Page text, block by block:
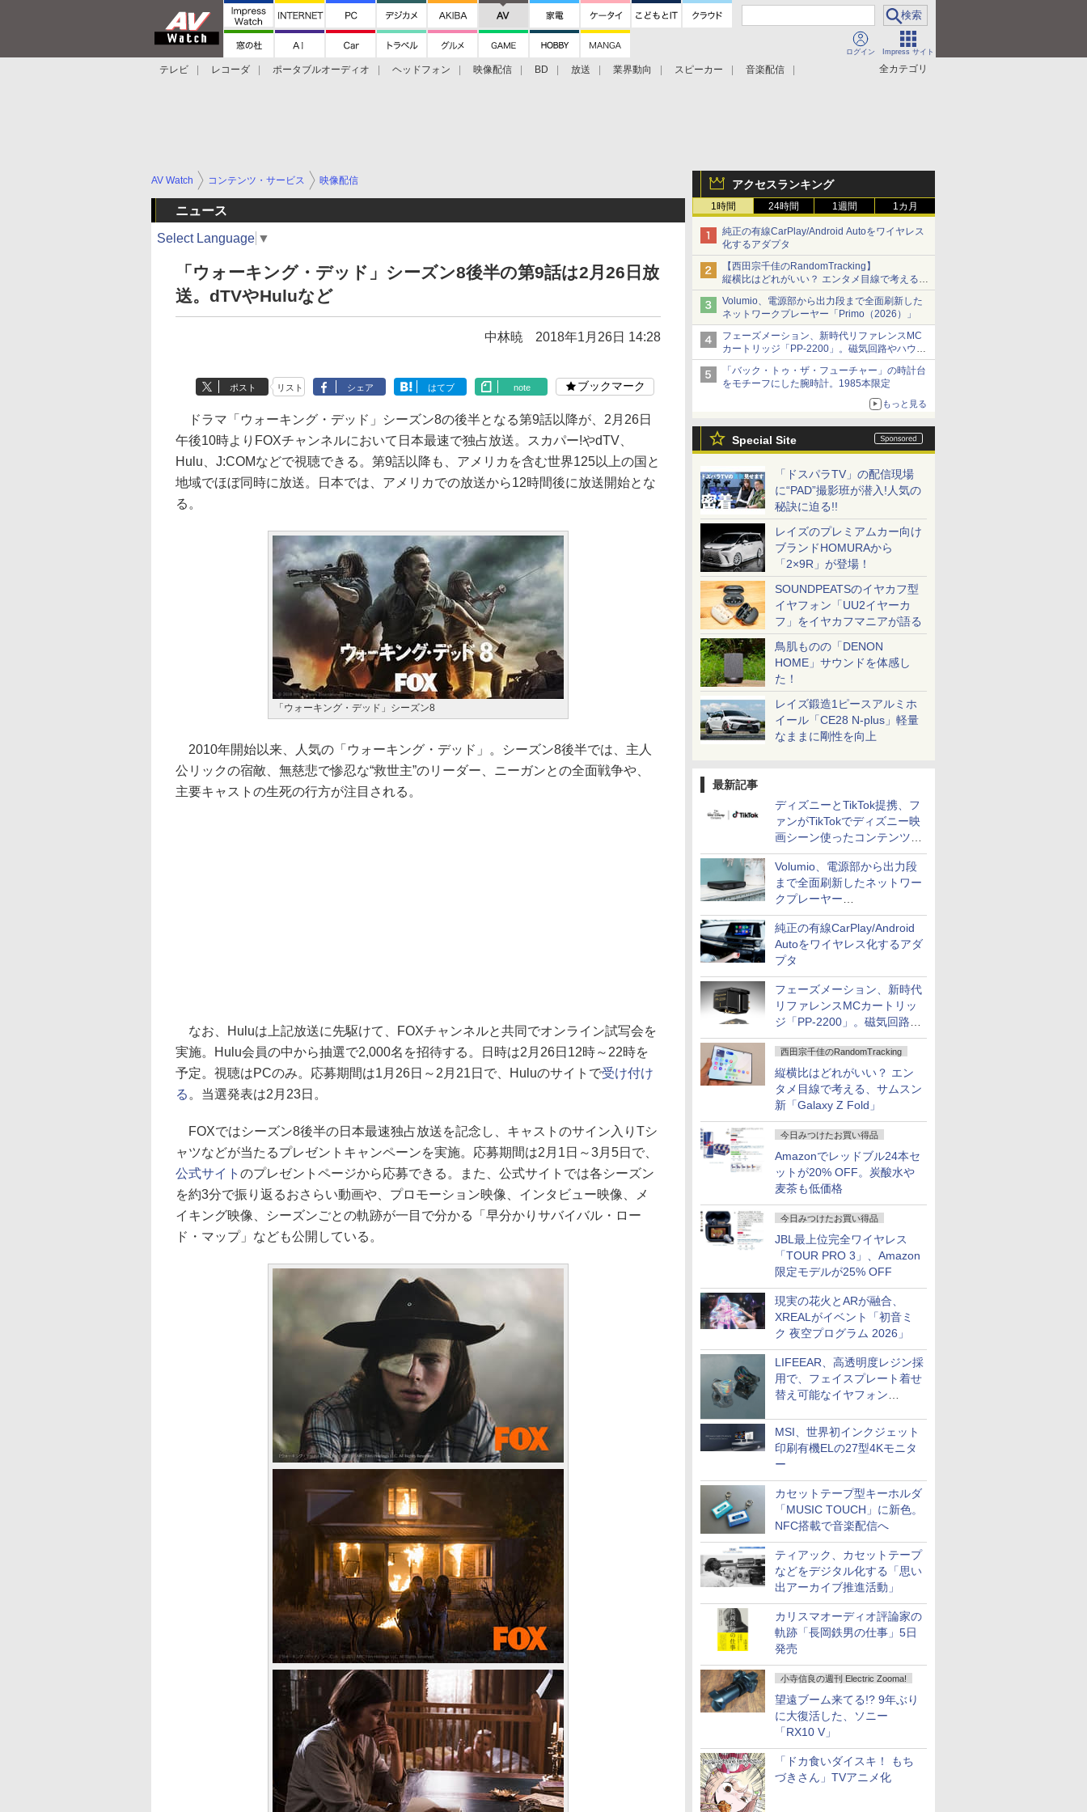
ログイン Impress サイト
全カテゴリ
テレビ レコーダ ポータブルオーディオ ヘッドフォン 映像配信 BD 放送 業界動向 スピーカー
音楽配信
アクセスランキング
1時間 24時間 1週間 1カ月
純正の有線CarPlay/Android Autoをワイヤレス
化するアダプタ
【西田宗千佳のRandomTracking】
縦横比はどれがいい？ エンタメ目線で考える、
サムスン新「Galaxy Z Fold」
Volumio、電源部から出力段まで全面刷新した
ネットワークプレーヤー「Primo（2026）」
フェーズメーション、新時代リファレンスMC
カートリッジ「PP-2200」。磁気回路やハウジ
ングを根本から見直し
「バック・トゥ・ザ・フューチャー」の時計台
をモチーフにした腕時計。1985本限定
もっと見る
Special Site
「ドスパラTV」の配信現場
に“PAD”撮影班が潜入!人気の
秘訣に迫る!!
レイズのプレミアムカー向け
ブランドHOMURAから
「2×9R」が登場！
SOUNDPEATSのイヤカフ型
イヤフォン「UU2イヤーカ
フ」をイヤカフマニアが語る
鳥肌ものの「DENON
HOME」サウンドを体感し
た！
レイズ鍛造1ピースアルミホ
イール「CE28 N-plus」軽量
なままに剛性を向上
最新記事
ディズニーとTikTok提携、フ
ァンがTikTokでディズニー映
画シーン使ったコンテンツ制
作、Disney+にも配信
Volumio、電源部から出力段
まで全面刷新したネットワー
クプレーヤー
「Primo（2026）」
純正の有線CarPlay/Android
Autoをワイヤレス化するアダ
プタ
フェーズメーション、新時代
リファレンスMCカートリッ
ジ「PP-2200」。磁気回路や
ハウジングを根本から見直し
西田宗千佳のRandomTracking
縦横比はどれがいい？ エン
タメ目線で考える、サムスン
新「Galaxy Z Fold」
今日みつけたお買い得品
Amazonでレッドブル24本セ
ットが20% OFF。炭酸水や
麦茶も低価格
今日みつけたお買い得品
JBL最上位完全ワイヤレス
「TOUR PRO 3」、Amazon
限定モデルが25% OFF
現実の花火とARが融合、
XREALがイベント「初音ミ
ク 夜空プログラム 2026」
LIFEEAR、高透明度レジン採
用で、フェイスプレート着せ
替え可能なイヤフォン
MSI、世界初インクジェット
印刷有機ELの27型4Kモニタ
ー
カセットテープ型キーホルダ
「MUSIC TOUCH」に新色。
NFC搭載で音楽配信へ
ティアック、カセットテープ
などをデジタル化する「思い
出アーカイブ推進活動」
カリスマオーディオ評論家の
軌跡「長岡鉄男の仕事」5日
発売
小寺信良の週刊 Electric Zooma!
望遠ブーム来てる!? 9年ぶり
に大復活した、ソニー
「RX10 V」
「ドカ食いダイスキ！ もち
づきさん」TVアニメ化
AV Watch コンテンツ・サービス 映像配信
ニュース
Select Language ▼
「ウォーキング・デッド」シーズン8後半の第9話は2月26日放
送。dTVやHuluなど
中林暁 2018年1月26日 14:28
ポスト リスト シェア はてブ note ブックマーク
ドラマ「ウォーキング・デッド」シーズン8の後半となる第9話以降が、2月26日
午後10時よりFOXチャンネルにおいて日本最速で独占放送。スカパー!やdTV、
Hulu、J:COMなどで視聴できる。第9話以降も、アメリカを含む世界125以上の国と
地域でほぼ同時に放送。日本では、アメリカでの放送から12時間後に放送開始とな
る。
「ウォーキング・デッド」シーズン8
2010年開始以来、人気の「ウォーキング・デッド」。シーズン8後半では、主人
公リックの宿敵、無慈悲で惨忍な“救世主”のリーダー、ニーガンとの全面戦争や、
主要キャストの生死の行方が注目される。
なお、Huluは上記放送に先駆けて、FOXチャンネルと共同でオンライン試写会を
実施。Hulu会員の中から抽選で2,000名を招待する。日時は2月26日12時～22時を
予定。視聴はPCのみ。応募期間は1月26日～2月21日で、Huluのサイトで受け付け
る 。当選発表は2月23日。
FOXではシーズン8後半の日本最速独占放送を記念し、キャストのサイン入りTシ
ャツなどが当たるプレゼントキャンペーンを実施。応募期間は2月1日～3月5日で、
公式サイト のプレゼントページから応募できる。また、公式サイトでは各シーズン
を約3分で振り返るおさらい動画や、プロモーション映像、インタビュー映像、メ
イキング映像、シーズンごとの軌跡が一目で分かる「早分かりサバイバル・ロー
ド・マップ」なども公開している。